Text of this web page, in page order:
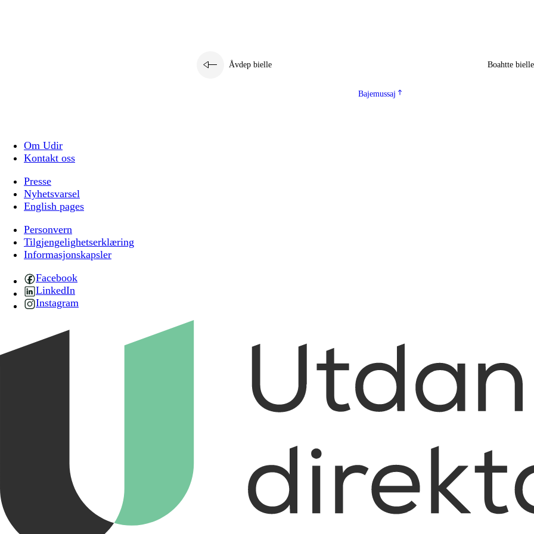
Åvdep bielle Boahtte bielle
Bajemussaj
Om Udir
Kontakt oss
Presse
Nyhetsvarsel
English pages
Personvern
Tilgjengelighetserklæring
Informasjonskapsler
Facebook
LinkedIn
Instagram